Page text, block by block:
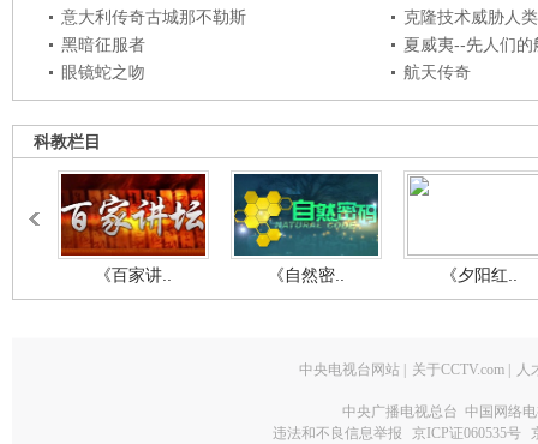
意大利传奇古城那不勒斯
克隆技术威胁人
黑暗征服者
夏威夷--先人们的
眼镜蛇之吻
航天传奇
科教栏目
《百家讲.. 《自然密.. 《夕阳红..
中央电视台网站 | 关于CCTV.com | 人
中央广播电视总台 中国网络
违法和不良信息举报
京ICP证060535号